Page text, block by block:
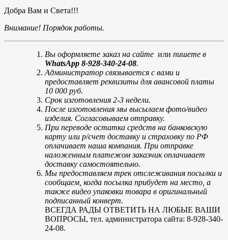
Добра Вам и Света!!!
Внимание! Порядок работы.
Вы оформляете заказ на сайте или пишете в
WhatsApp 8-928-340-24-08.
Администратор связывается с вами и
предоставляет реквизиты для авансовой платы
10 000 руб.
Срок изготовления 2-3 недели.
После изготовления мы высылаем фото/видео
изделия. Согласовываем отправку.
При переводе остатка средств на банковскую
карту или р/счет доставку и страховку по РФ
оплачивает наша компания. При отправке
наложенным платежом заказчик оплачивает
доставку самостоятельно.
Мы предоставляем трек отслеживания посылки и
сообщаем, когда посылка прибудет на место, а
также видео упаковки товара в оригинальный
подписанный конверт.
ВСЕГДА РАДЫ ОТВЕТИТЬ НА ЛЮБЫЕ ВАШИ
ВОПРОСЫ, тел. администратора сайта: 8-928-340-
24-08.